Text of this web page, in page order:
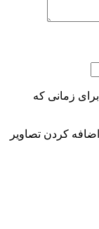
زمانی که
کردن تصاویر